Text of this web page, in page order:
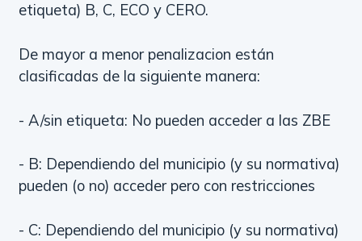
etiqueta) B, C, ECO y CERO.
De mayor a menor penalizacion están
clasificadas de la siguiente manera:
- A/sin etiqueta: No pueden acceder a las ZBE
- B: Dependiendo del municipio (y su normativa)
pueden (o no) acceder pero con restricciones
- C: Dependiendo del municipio (y su normativa)